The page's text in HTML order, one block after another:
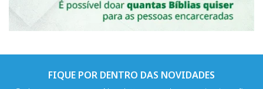
FIQUE POR DENTRO DAS NOVIDADES